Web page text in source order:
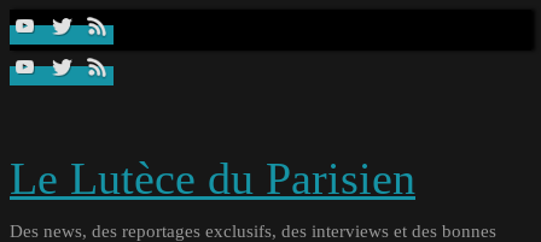
Passer
contenu
Le Lutèce du Parisien
Des news, des reportages exclusifs, des interviews et des bonnes